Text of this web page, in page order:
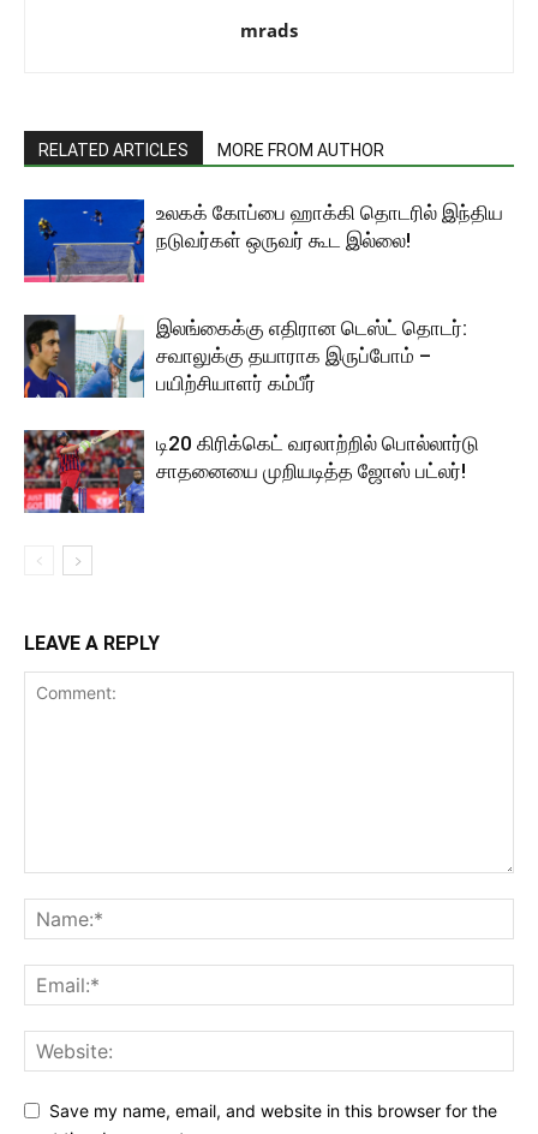
mrads
RELATED ARTICLES MORE FROM AUTHOR
உலகக் கோப்பை ஹாக்கி தொடரில் இந்திய
நடுவர்கள் ஒருவர் கூட இல்லை!
இலங்கைக்கு எதிரான டெஸ்ட் தொடர்:
சவாலுக்கு தயாராக இருப்போம் –
பயிற்சியாளர் கம்பீர்
டி20 கிரிக்கெட் வரலாற்றில் பொல்லார்டு
சாதனையை முறியடித்த ஜோஸ் பட்லர்!
LEAVE A REPLY
Save my name, email, and website in this browser for the